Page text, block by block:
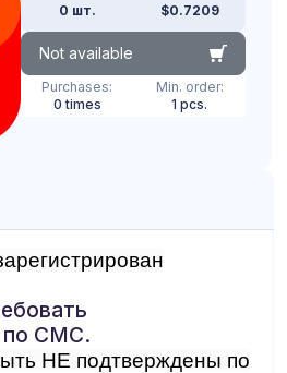
0 шт. $0.7209
Not available
Purchases:
0 times
Min. order:
1 pcs.
по СМС.
НЕ подтверждены по